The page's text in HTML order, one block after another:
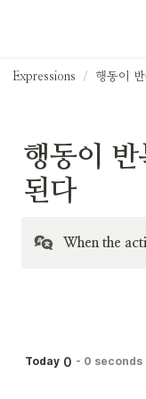
Expressions / 행동이
행동이 반
된다
When the
Today 0 - 0 seconds